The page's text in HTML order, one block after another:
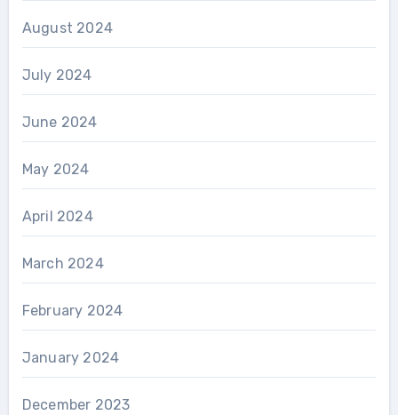
August 2024
July 2024
June 2024
May 2024
April 2024
March 2024
February 2024
January 2024
December 2023